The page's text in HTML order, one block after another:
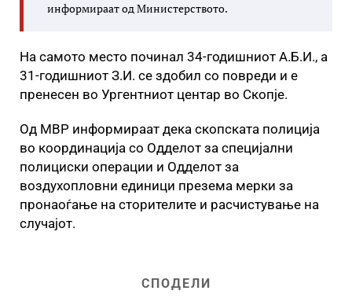
информираат од Министерството.
На самото место починал 34-годишниот А.Б.И., а
31-годишниот З.И. се здобил со повреди и е
пренесен во Ургентниот центар во Скопје.
Од МВР информираат дека скопската полиција
во координација со Одделот за специјални
полициски операции и Одделот за
воздухопловни единици презема мерки за
пронаоѓање на сторителите и расчистување на
случајот.
СПОДЕЛИ